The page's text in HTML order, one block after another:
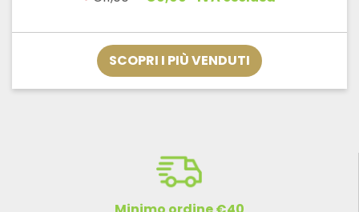
era:
€11,00.
è:
€9,90.
SCOPRI I PIÙ VENDUTI